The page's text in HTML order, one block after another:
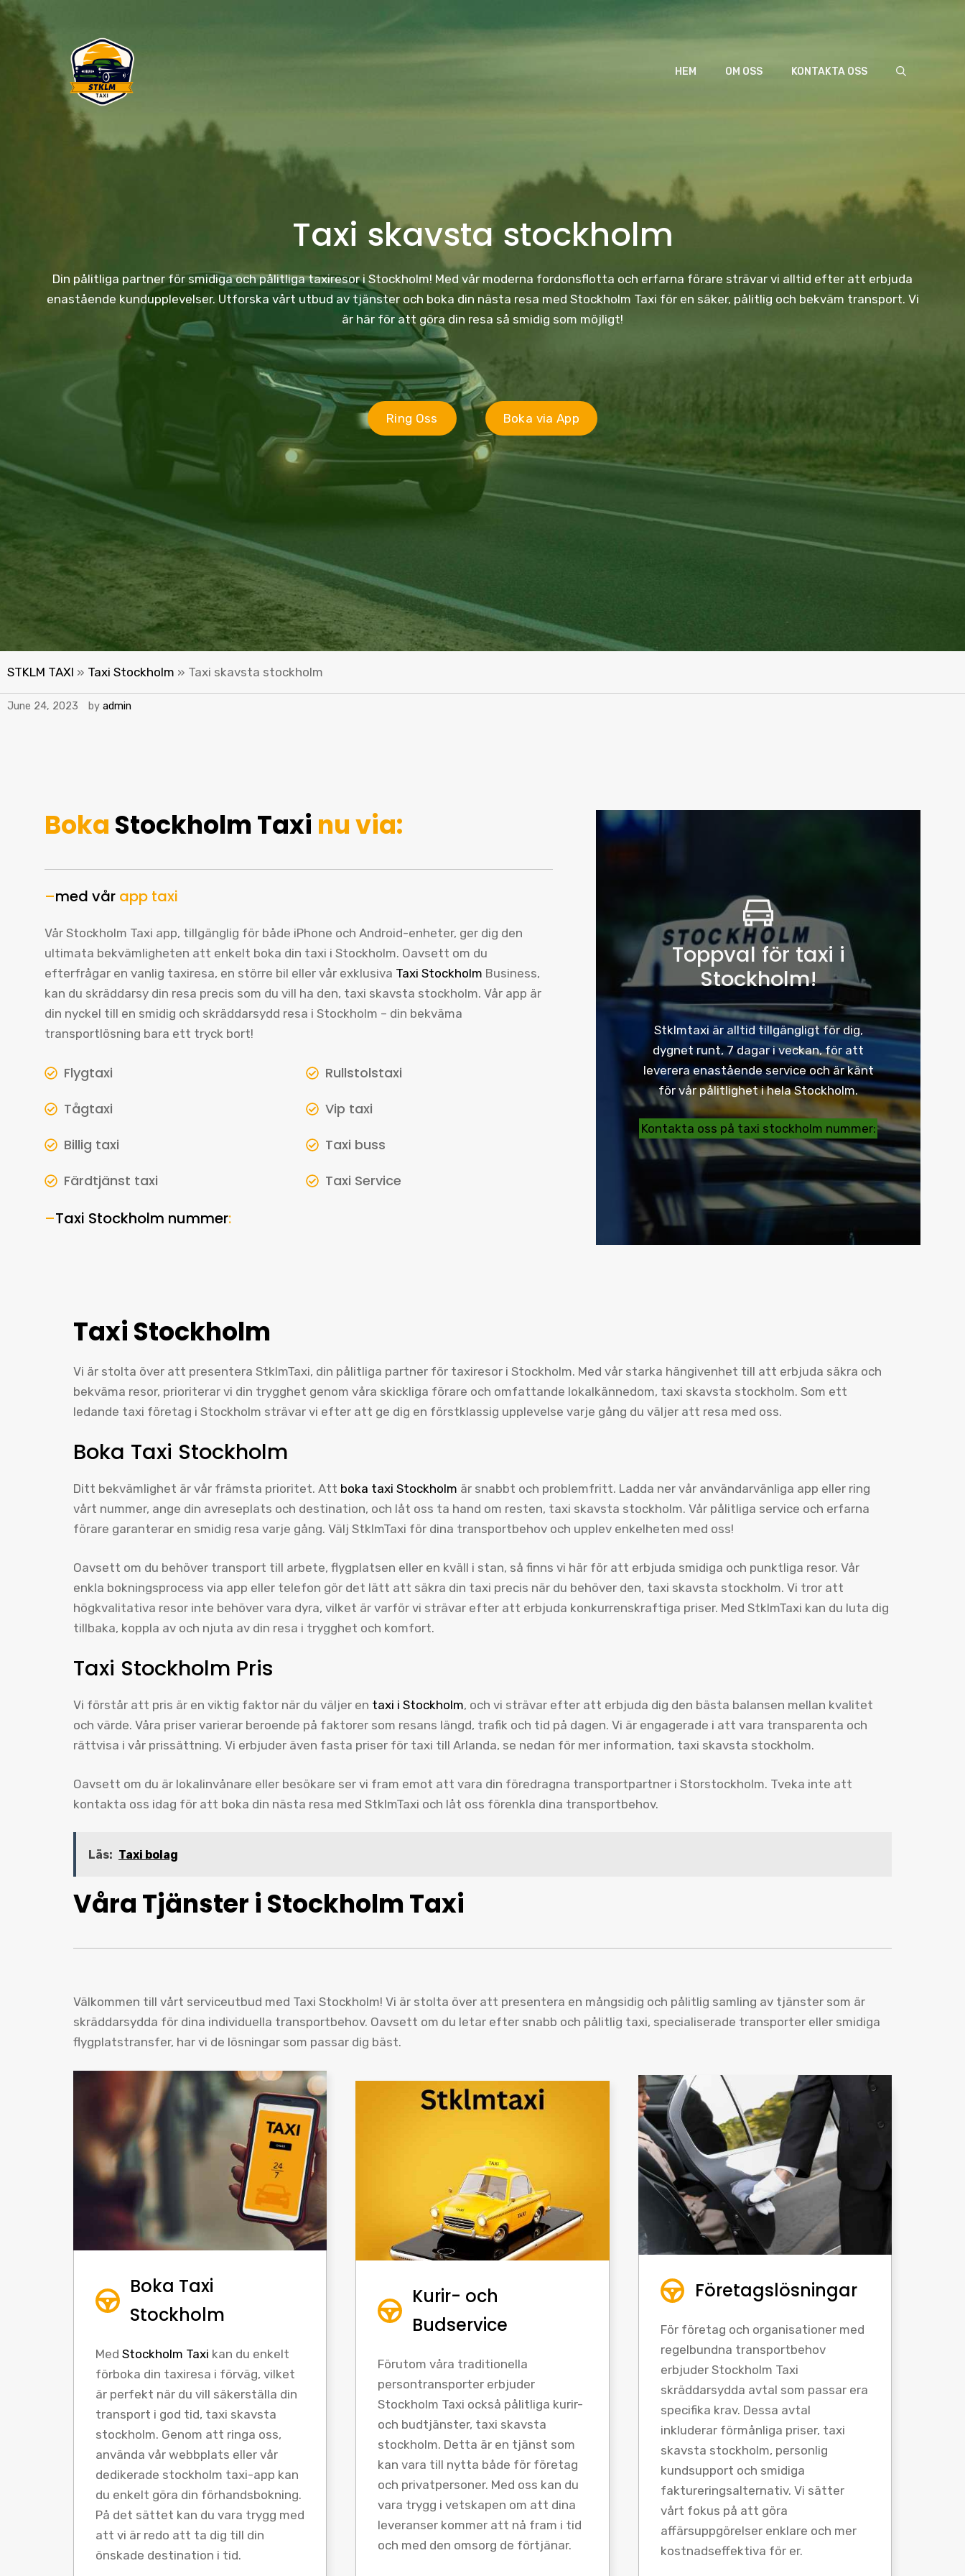
Skip
HEM OM OSS KONTAKTA OSS
Taxi skavsta stockholm
Din pålitliga partner för smidiga och pålitliga taxiresor i Stockholm! Med vår moderna fordonsflotta och erfarna förare strävar vi alltid efter att erbjuda
enastående kundupplevelser. Utforska vårt utbud av tjänster och boka din nästa resa med Stockholm Taxi för en säker, pålitlig och bekväm transport. Vi
är här för att göra din resa så smidig som möjligt!
Ring Oss Boka via App
STKLM TAXI » Taxi Stockholm » Taxi skavsta stockholm
June 24, 2023 by admin
Boka Stockholm Taxi nu via:
–med vår app taxi
Vår Stockholm Taxi app, tillgänglig för både iPhone och Android-enheter, ger dig den
ultimata bekvämligheten att enkelt boka din taxi i Stockholm. Oavsett om du
efterfrågar en vanlig taxiresa, en större bil eller vår exklusiva Taxi Stockholm Business,
kan du skräddarsy din resa precis som du vill ha den, taxi skavsta stockholm. Vår app är
din nyckel till en smidig och skräddarsydd resa i Stockholm – din bekväma
transportlösning bara ett tryck bort!
Flygtaxi
Tågtaxi
Billig taxi
Färdtjänst taxi
Rullstolstaxi
Vip taxi
Taxi buss
Taxi Service
–Taxi Stockholm nummer:
Toppval för taxi i
Stockholm!
Stklmtaxi är alltid tillgängligt för dig,
dygnet runt, 7 dagar i veckan, för att
leverera enastående service och är känt
för vår pålitlighet i hela Stockholm.
Kontakta oss på taxi stockholm nummer:
Taxi Stockholm
Vi är stolta över att presentera StklmTaxi, din pålitliga partner för taxiresor i Stockholm. Med vår starka hängivenhet till att erbjuda säkra och
bekväma resor, prioriterar vi din trygghet genom våra skickliga förare och omfattande lokalkännedom, taxi skavsta stockholm. Som ett
ledande taxi företag i Stockholm strävar vi efter att ge dig en förstklassig upplevelse varje gång du väljer att resa med oss.
Boka Taxi Stockholm
Ditt bekvämlighet är vår främsta prioritet. Att boka taxi Stockholm är snabbt och problemfritt. Ladda ner vår användarvänliga app eller ring
vårt nummer, ange din avreseplats och destination, och låt oss ta hand om resten, taxi skavsta stockholm. Vår pålitliga service och erfarna
förare garanterar en smidig resa varje gång. Välj StklmTaxi för dina transportbehov och upplev enkelheten med oss!
Oavsett om du behöver transport till arbete, flygplatsen eller en kväll i stan, så finns vi här för att erbjuda smidiga och punktliga resor. Vår
enkla bokningsprocess via app eller telefon gör det lätt att säkra din taxi precis när du behöver den, taxi skavsta stockholm. Vi tror att
högkvalitativa resor inte behöver vara dyra, vilket är varför vi strävar efter att erbjuda konkurrenskraftiga priser. Med StklmTaxi kan du luta dig
tillbaka, koppla av och njuta av din resa i trygghet och komfort.
Taxi Stockholm Pris
Vi förstår att pris är en viktig faktor när du väljer en taxi i Stockholm, och vi strävar efter att erbjuda dig den bästa balansen mellan kvalitet
och värde. Våra priser varierar beroende på faktorer som resans längd, trafik och tid på dagen. Vi är engagerade i att vara transparenta och
rättvisa i vår prissättning. Vi erbjuder även fasta priser för taxi till Arlanda, se nedan för mer information, taxi skavsta stockholm.
Oavsett om du är lokalinvånare eller besökare ser vi fram emot att vara din föredragna transportpartner i Storstockholm. Tveka inte att
kontakta oss idag för att boka din nästa resa med StklmTaxi och låt oss förenkla dina transportbehov.
Läs: Taxi bolag
Våra Tjänster i Stockholm Taxi
Välkommen till vårt serviceutbud med Taxi Stockholm! Vi är stolta över att presentera en mångsidig och pålitlig samling av tjänster som är
skräddarsydda för dina individuella transportbehov. Oavsett om du letar efter snabb och pålitlig taxi, specialiserade transporter eller smidiga
flygplatstransfer, har vi de lösningar som passar dig bäst.
Boka Taxi
Stockholm
MedStockholm Taxi kan du enkelt
förboka din taxiresa i förväg, vilket
är perfekt när du vill säkerställa din
transport i god tid, taxi skavsta
stockholm. Genom att ringa oss,
använda vår webbplats eller vår
dedikerade stockholm taxi-app kan
du enkelt göra din förhandsbokning.
På det sättet kan du vara trygg med
att vi är redo att ta dig till din
önskade destination i tid.
Kurir- och
Budservice
Förutom våra traditionella
persontransporter erbjuder
Stockholm Taxi också pålitliga kurir-
och budtjänster, taxi skavsta
stockholm. Detta är en tjänst som
kan vara till nytta både för företag
och privatpersoner. Med oss kan du
vara trygg i vetskapen om att dina
leveranser kommer att nå fram i tid
och med den omsorg de förtjänar.
Företagslösningar
För företag och organisationer med
regelbundna transportbehov
erbjuder Stockholm Taxi
skräddarsydda avtal som passar era
specifika krav. Dessa avtal
inkluderar förmånliga priser, taxi
skavsta stockholm, personlig
kundsupport och smidiga
faktureringsalternativ. Vi sätter
vårt fokus på att göra
affärsuppgörelser enklare och mer
kostnadseffektiva för er.